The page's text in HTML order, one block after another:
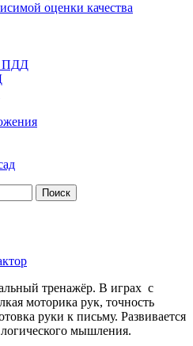
оценки качества
ПДД
тренажёр. В играх с
моторика рук, точность
руки к письму. Развивается
мышления.